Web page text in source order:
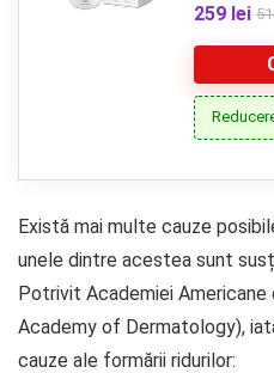
259 lei
Există mai multe cauze
unele dintre acestea sunt
Potrivit Academiei
Academy of Dermatology),
cauze ale formării ridurilor: